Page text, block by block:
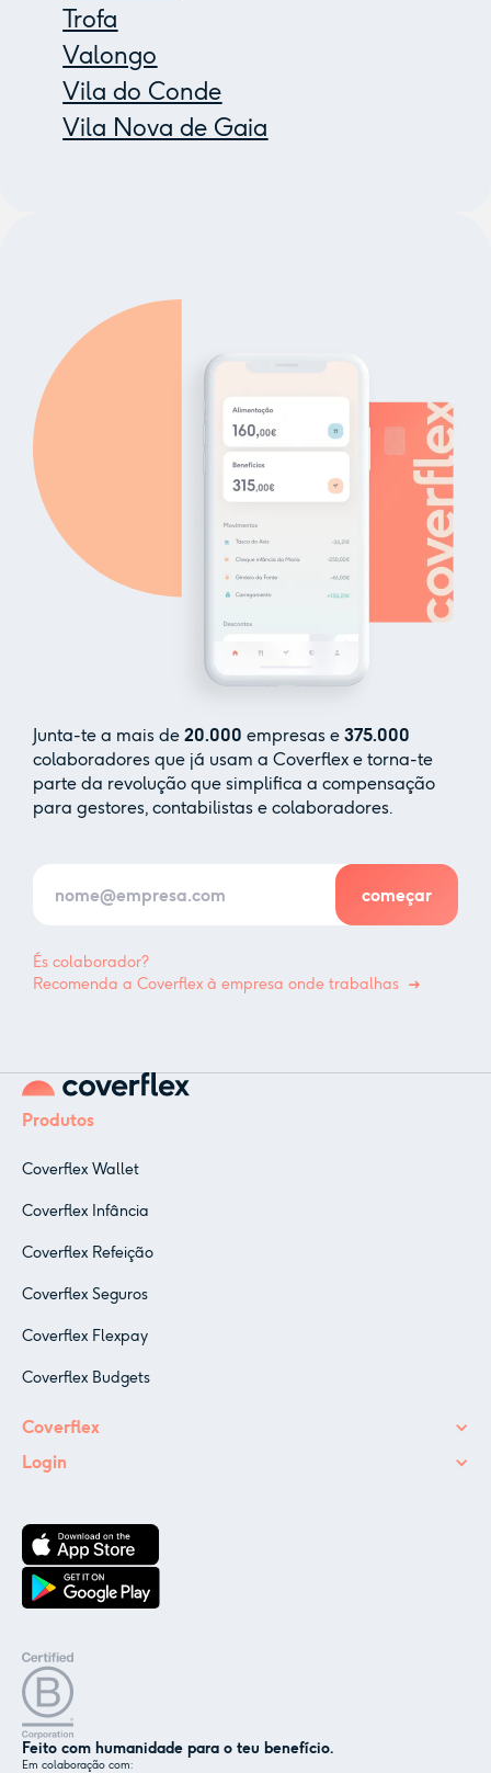
Trofa
Valongo
Vila do Conde
Vila Nova de Gaia
Junta-te a mais de 20.000 empresas e 375.000
colaboradores que já usam a Coverflex e torna-te
parte da revolução que simplifica a compensação
para gestores, contabilistas e colaboradores.
És colaborador?
Recomenda a Coverflex à empresa onde trabalhas
Produtos
Coverflex Wallet
Coverflex Infância
Coverflex Refeição
Coverflex Seguros
Coverflex Flexpay
Coverflex Budgets
Coverflex
Login
Feito com humanidade para o teu benefício.
Em colaboração com: